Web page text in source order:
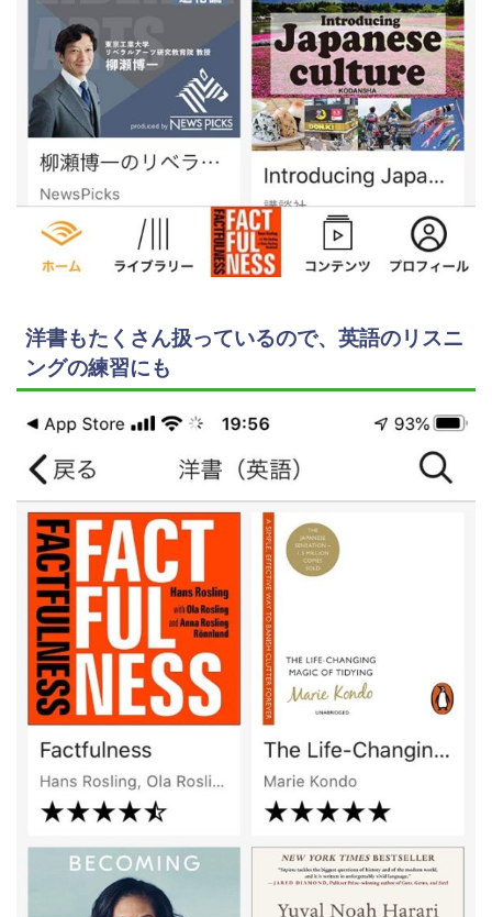
洋書もたくさん扱っているので、英語のリスニ
ングの練習にも